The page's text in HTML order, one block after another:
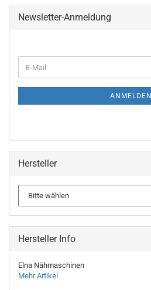
Newsletter-Anmeldung
ANMELDEN
Hersteller
Hersteller Info
Elna Nähmaschinen
Mehr Artikel